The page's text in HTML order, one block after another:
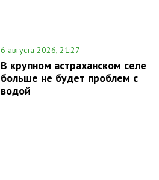
6 августа 2026, 21:27
В крупном астраханском селе
больше не будет проблем с
водой